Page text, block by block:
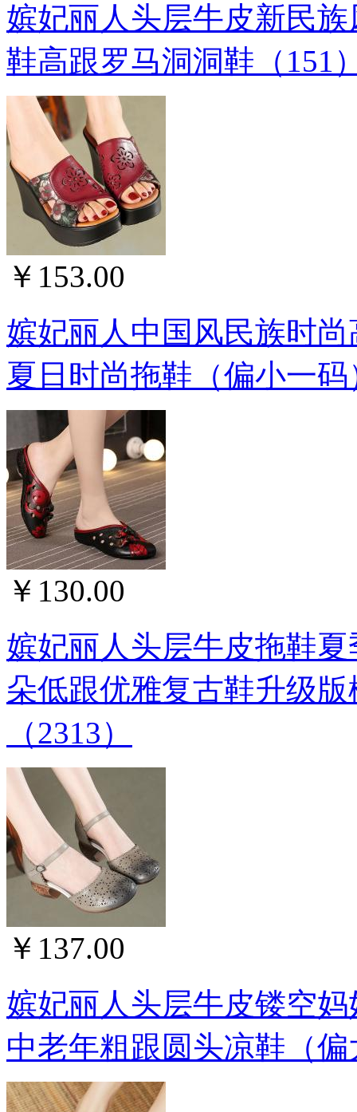
嫔妃丽人头层牛皮新民
鞋高跟罗马洞洞鞋（151
￥153.00
嫔妃丽人中国风民族时
夏日时尚拖鞋（偏小一
￥130.00
嫔妃丽人头层牛皮拖鞋
朵低跟优雅复古鞋升级
（2313）
￥137.00
嫔妃丽人头层牛皮镂空
中老年粗跟圆头凉鞋（